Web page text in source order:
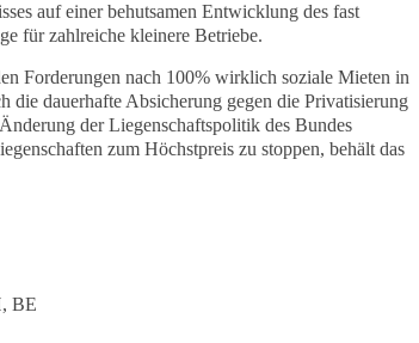
auf einer behutsamen Entwicklung des fast
für zahlreiche kleinere Betriebe.
Forderungen nach 100% wirklich soziale Mieten in
die dauerhafte Absicherung gegen die Privatisierung
der Liegenschaftspolitik des Bundes
zum Höchstpreis zu stoppen, behält das
BE